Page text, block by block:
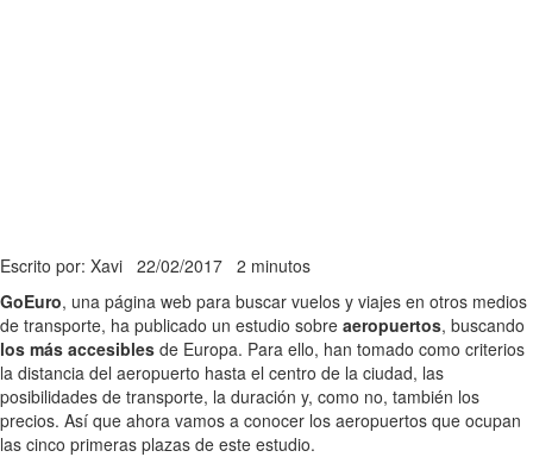
Escrito por: Xavi 22/02/2017 2 minutos
GoEuro, una página web para buscar vuelos y viajes en otros medios
de transporte, ha publicado un estudio sobre aeropuertos, buscando
los más accesibles de Europa. Para ello, han tomado como criterios
la distancia del aeropuerto hasta el centro de la ciudad, las
posibilidades de transporte, la duración y, como no, también los
precios. Así que ahora vamos a conocer los aeropuertos que ocupan
las cinco primeras plazas de este estudio.